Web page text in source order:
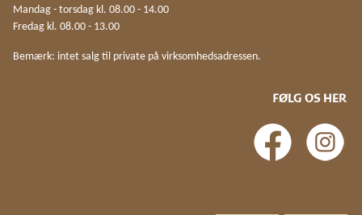
Mandag - torsdag kl. 08.00 - 14.00
Fredag kl. 08.00 - 13.00
Bemærk: intet salg til private på virksomhedsadressen.
FØLG OS HER